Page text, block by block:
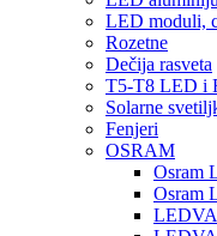
LED moduli,
Rozetne
Dečija rasveta
T5-T8 LED i
Solarne
Fenjeri
OSRAM
Osram
Osram